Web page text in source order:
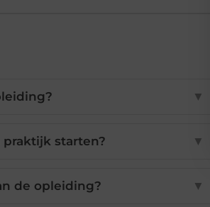
▼
starten? ▼
de opleiding? ▼